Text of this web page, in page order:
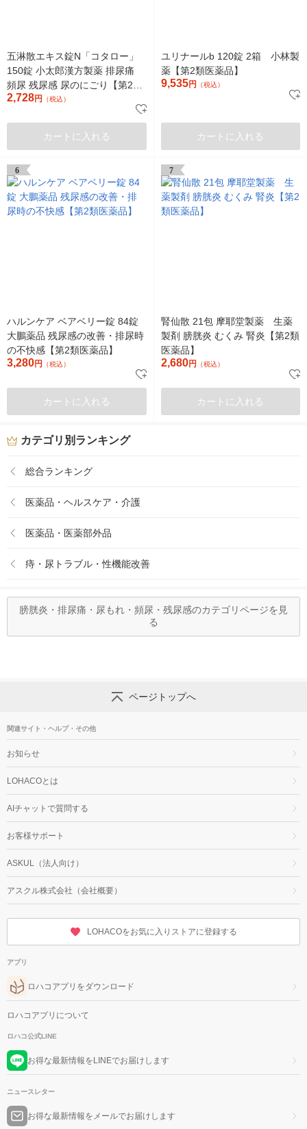
五淋散エキス錠N「コタロー」
150錠 小太郎漢方製薬 排尿痛
頻尿 残尿感 尿のにごり【第2類
医薬品】
2,728円 （税込）
カートに入れる
ユリナールb 120錠 2箱 小林製
薬【第2類医薬品】
9,535円 （税込）
カートに入れる
6
ハルンケア ベアベリー錠 84錠
大鵬薬品 残尿感の改善・排尿時
の不快感【第2類医薬品】
3,280円 （税込）
カートに入れる
7
腎仙散 21包 摩耶堂製薬 生薬
製剤 膀胱炎 むくみ 腎炎【第2類
医薬品】
2,680円 （税込）
カートに入れる
カテゴリ別ランキング
総合ランキング
医薬品・ヘルスケア・介護
医薬品・医薬部外品
痔・尿トラブル・性機能改善
膀胱炎・排尿痛・尿もれ・頻尿・残尿感のカテゴリページを見
る
ページトップへ
関連サイト・ヘルプ・その他
お知らせ
LOHACOとは
AIチャットで質問する
お客様サポート
ASKUL（法人向け）
アスクル株式会社（会社概要）
LOHACOをお気に入りストアに登録する
アプリ
ロハコアプリをダウンロード
ロハコアプリについて
ロハコ公式LINE
お得な最新情報をLINEでお届けします
ニュースレター
お得な最新情報をメールでお届けします